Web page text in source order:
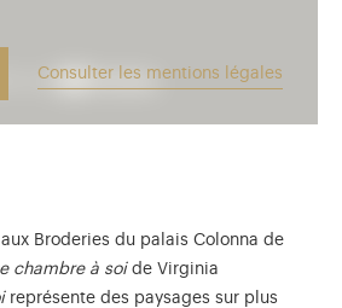
Consulter les mentions légales
Broderies du palais Colonna de
chambre à soide Virginia
représente des paysages sur plus